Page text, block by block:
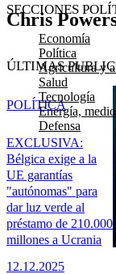
SECCIONES
Economía
Política
Agricultura y
Salud
Tecnología
Energía,
Defensa
Chris
ÚLTIMAS
EXCLUSIVA:
Bélgica exige a la
UE garantías
"autónomas" para
dar luz verde al
préstamo de 210.000
millones a Ucrania
12.12.2025
POLÍTICA